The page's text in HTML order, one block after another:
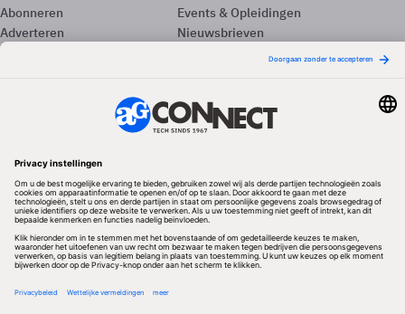
Abonneren
Adverteren
Events & Opleidingen
Nieuwsbrieven
Redactionele partner